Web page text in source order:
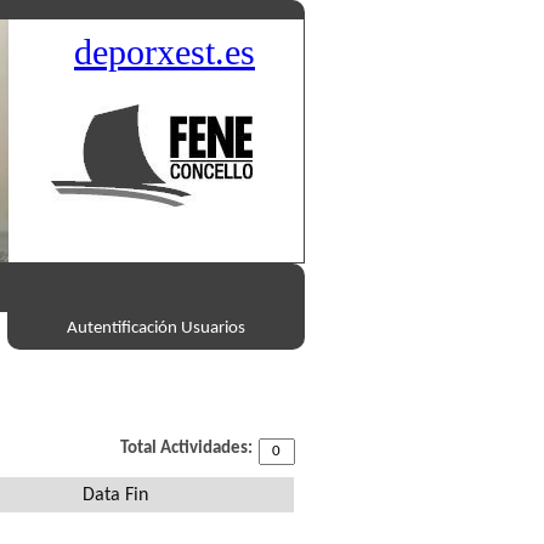
deporxest.es
Autentificación Usuarios
Total Actividades:
Data Fin